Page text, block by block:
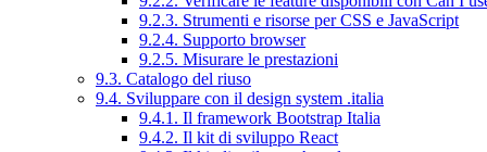
9.2.3. Strumenti e risorse per CSS e JavaScript
9.2.4. Supporto browser
9.2.5. Misurare le prestazioni
9.3. Catalogo del riuso
9.4. Sviluppare con il design system .italia
9.4.1. Il framework Bootstrap Italia
9.4.2. Il kit di sviluppo React